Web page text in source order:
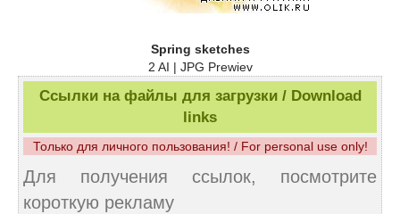
Spring sketches
2 AI | JPG Prewiev
Ссылки на файлы для загрузки / Download
links
Только для личного пользования! / For personal use only!
Для получения ссылок, посмотрите
короткую рекламу